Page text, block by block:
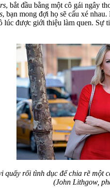
, bắt đầu bằng một cô gái ngây
, bạn mong đợi họ sẽ cấu xé
được giới thiệu làm quen.
quấy rối tình dục để chia rẽ
(John Lithgow,